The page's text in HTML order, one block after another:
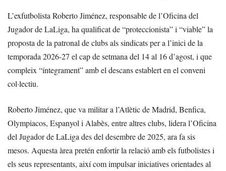
L’exfutbolista Roberto Jiménez, responsable de l’Oficina del
Jugador de LaLiga, ha qualificat de “proteccionista” i “viable” la
proposta de la patronal de clubs als sindicats per a l’inici de la
temporada 2026-27 el cap de setmana del 14 al 16 d’agost, i que
compleix “íntegrament” amb el descans establert en el conveni
col·lectiu.
Roberto Jiménez, que va militar a l’Atlètic de Madrid, Benfica,
Olympiacos, Espanyol i Alabès, entre altres clubs, lidera l’Oficina
del Jugador de LaLiga des del desembre de 2025, ara fa sis
mesos. Aquesta àrea pretén enfortir la relació amb els futbolistes i
els seus representants, així com impulsar iniciatives orientades al